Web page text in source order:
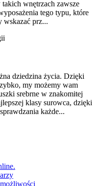
wnętrzach zawsze
tego typu, które
wskazać prz...
dziedzina życia. Dzięki
my możemy wam
srebrne w znakomitej
klasy surowca, dzięki
każde...